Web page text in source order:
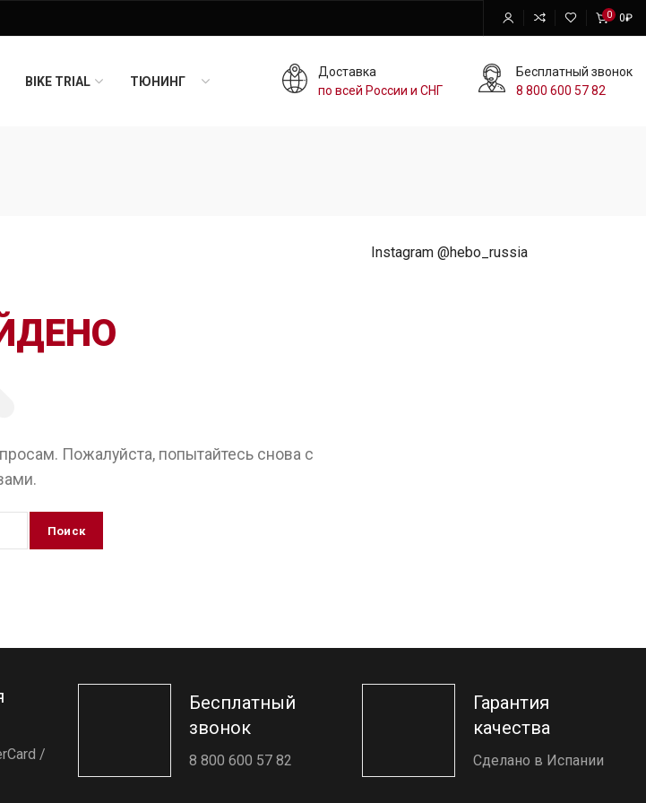
0 0₽
BIKE TRIAL ТЮНИНГ
Доставка
по всей России и СНГ
Бесплатный звонок
8 800 600 57 82
Instagram @hebo_russia
Пожалуйста, попытайтесь снова с
Поиск
/
Бесплатный
звонок
8 800 600 57 82
Гарантия
качества
Сделано в Испании